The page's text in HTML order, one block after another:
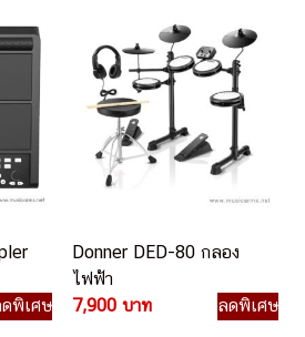
พิเศษ
Donner DED-80 กลอง
ไฟฟ้า
7,900 บาท
ลดพิเศษ